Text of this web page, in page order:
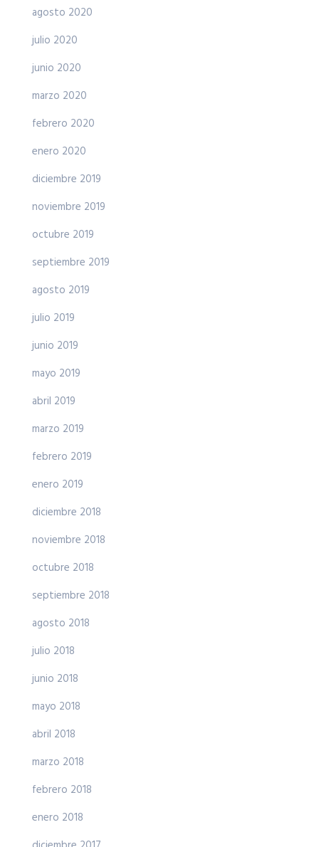
agosto 2020
julio 2020
junio 2020
marzo 2020
febrero 2020
enero 2020
diciembre 2019
noviembre 2019
octubre 2019
septiembre 2019
agosto 2019
julio 2019
junio 2019
mayo 2019
abril 2019
marzo 2019
febrero 2019
enero 2019
diciembre 2018
noviembre 2018
octubre 2018
septiembre 2018
agosto 2018
julio 2018
junio 2018
mayo 2018
abril 2018
marzo 2018
febrero 2018
enero 2018